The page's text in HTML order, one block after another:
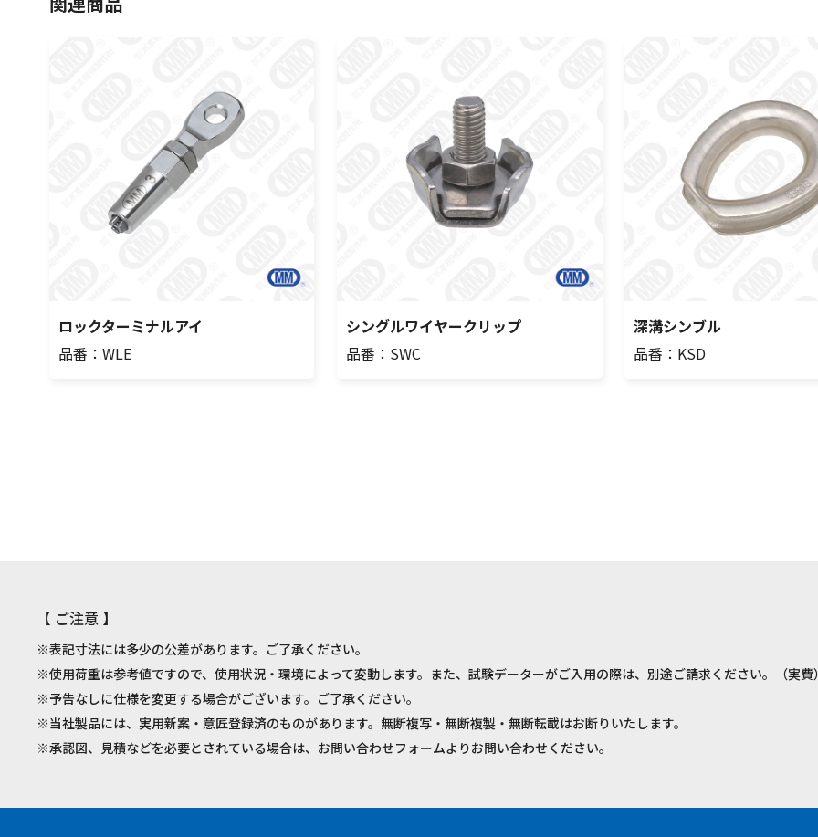
ロックターミナルアイ
品番：WLE
シングルワイヤークリップ
品番：SWC
深溝シンブル
品番：KSD
【 ご注意 】
※表記寸法には多少の公差があります。ご了承ください。
※使用荷重は参考値ですので、使用状況・環境によって変動します。また、試験データーがご入用の際は、別途ご請求ください。（実費
※予告なしに仕様を変更する場合がございます。ご了承ください。
※当社製品には、実用新案・意匠登録済のものがあります。無断複写・無断複製・無断転載はお断りいたします。
※承認図、見積などを必要とされている場合は、お問い合わせフォームよりお問い合わせください。